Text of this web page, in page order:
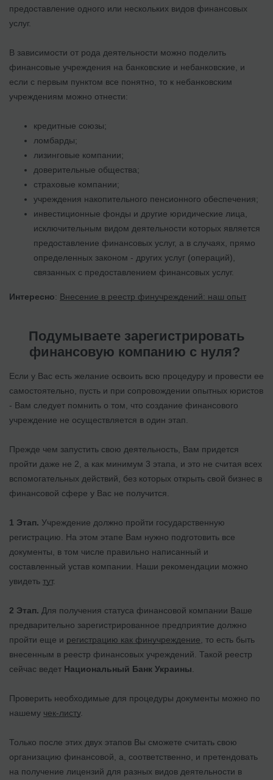
предоставление одного или нескольких видов финансовых
услуг.
В зависимости от рода деятельности можно поделить
финансовые учреждения на банковские и небанковские, и
если с первым пунктом все понятно, то к небанковским
учреждениям можно отнести:
кредитные союзы;
ломбарды;
лизинговые компании;
доверительные общества;
страховые компании;
учреждения накопительного пенсионного обеспечения;
инвестиционные фонды и другие юридические лица,
исключительным видом деятельности которых является
предоставление финансовых услуг, а в случаях, прямо
определенных законом - других услуг (операций),
связанных с предоставлением финансовых услуг.
Интересно: Внесение в реестр финучреждений: наш опыт
Подумываете зарегистрировать
финансовую компанию с нуля?
Если у Вас есть желание освоить всю процедуру и провести ее
самостоятельно, пусть и при сопровождении опытных юристов
- Вам следует помнить о том, что создание финансового
учреждение не осуществляется в один этап.
Прежде чем запустить свою деятельность, Вам придется
пройти даже не 2, а как минимум 3 этапа, и это не считая всех
вспомогательных действий, без которых открыть свой бизнес в
финансовой сфере у Вас не получится.
1 Этап. Учреждение должно пройти государственную
регистрацию. На этом этапе Вам нужно подготовить все
документы, в том числе правильно написанный и
составленный устав компании. Наши рекомендации можно
увидеть тут.
2 Этап. Для получения статуса финансовой компании Ваше
предварительно зарегистрированное предприятие должно
пройти еще и регистрацию как финучреждение , то есть быть
внесенным в реестр финансовых учреждений. Такой реестр
сейчас ведет Национальный Банк Украины
Проверить необходимые для процедуры документы можно по
нашему чек-листу.
Только после этих двух этапов Вы сможете считать свою
организацию финансовой, а, соответственно, и претендовать
на получение лицензий для разных видов деятельности в